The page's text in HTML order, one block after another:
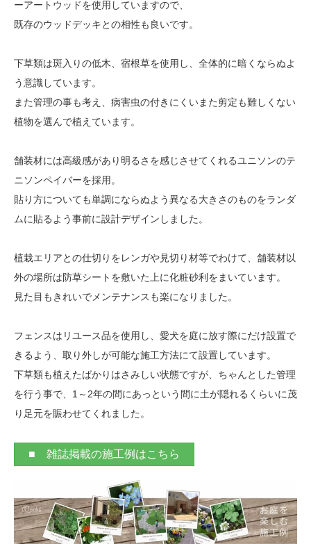
ーアートウッドを使用していますので、
既存のウッドデッキとの相性も良いです。
下草類は斑入りの低木、宿根草を使用し、全体的に暗くならぬよ
う意識しています。
また管理の事も考え、病害虫の付きにくいまた剪定も難しくない
植物を選んで植えています。
舗装材には高級感があり明るさを感じさせてくれるユニソンのテ
ニソンペイバーを採用。
貼り方についても単調にならぬよう異なる大きさのものをランダ
ムに貼るよう事前に設計デザインしました。
植栽エリアとの仕切りをレンガや見切り材等でわけて、舗装材以
外の場所は防草シートを敷いた上に化粧砂利をまいています。
見た目もきれいでメンテナンスも楽になりました。
フェンスはリユース品を使用し、愛犬を庭に放す際にだけ設置で
きるよう、取り外しが可能な施工方法にて設置しています。
下草類も植えたばかりはさみしい状態ですが、ちゃんとした管理
を行う事で、1～2年の間にあっという間に土が隠れるくらいに茂
り足元を賑わせてくれました。
■ 雑誌掲載の施工例はこちら